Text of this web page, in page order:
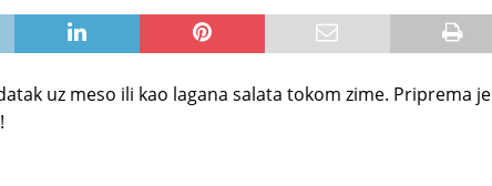
uz meso ili kao lagana salata tokom zime. Priprema je